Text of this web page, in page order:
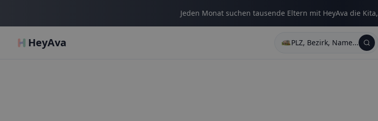
Jeden Monat suchen tausende Eltern mit HeyAva die Kita,
HeyAva PLZ, Bezirk, Name...